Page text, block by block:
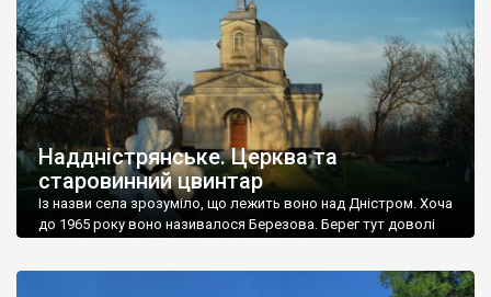
український. Хрести датуються 19 століттям. У 1924-1940
роках Болган […]
Наддністрянське. Церква та
старовинний цвинтар
Із назви села зрозуміло, що лежить воно над Дністром. Хоча
до 1965 року воно називалося Березова. Берег тут доволі
Наддністрянське відрізняється від більшості навколишніх